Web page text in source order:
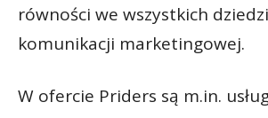
równości we wszystkich
komunikacji marketingowej.
W ofercie Priders są m.in.